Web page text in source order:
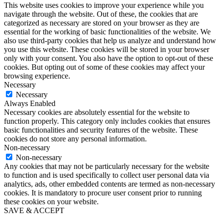
This website uses cookies to improve your experience while you
navigate through the website. Out of these, the cookies that are
categorized as necessary are stored on your browser as they are
essential for the working of basic functionalities of the website. We
also use third-party cookies that help us analyze and understand how
you use this website. These cookies will be stored in your browser
only with your consent. You also have the option to opt-out of these
cookies. But opting out of some of these cookies may affect your
browsing experience.
Necessary
Necessary
Always Enabled
Necessary cookies are absolutely essential for the website to
function properly. This category only includes cookies that ensures
basic functionalities and security features of the website. These
cookies do not store any personal information.
Non-necessary
Non-necessary
Any cookies that may not be particularly necessary for the website
to function and is used specifically to collect user personal data via
analytics, ads, other embedded contents are termed as non-necessary
cookies. It is mandatory to procure user consent prior to running
these cookies on your website.
SAVE & ACCEPT